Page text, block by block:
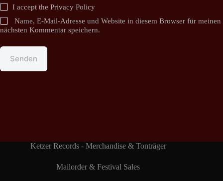
I accept thePrivacy Policy
Name, E-Mail-Adresse und Website in diesem Browser für meinen
nächsten Kommentar speichern.
Senden
Ketzer Records - Merchandise & Tonträger
Mailorder & Festival Sales